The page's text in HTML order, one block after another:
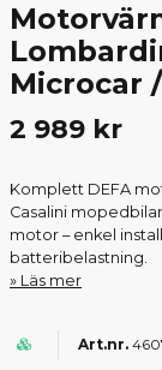
Microcar
2 989 kr
Komplett DEFA
Casalini
motor – enkel
batteribelastning.
Läs mer